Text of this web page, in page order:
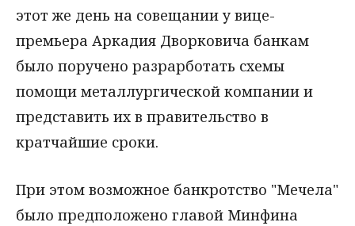
этот же день на совещании у вице-
премьера Аркадия Дворковича банкам
было поручено разрарботать схемы
помощи металлургической компании и
представить их в правительство в
кратчайшие сроки.
При этом возможное банкротство "Мечела"
было предположено главой Минфина